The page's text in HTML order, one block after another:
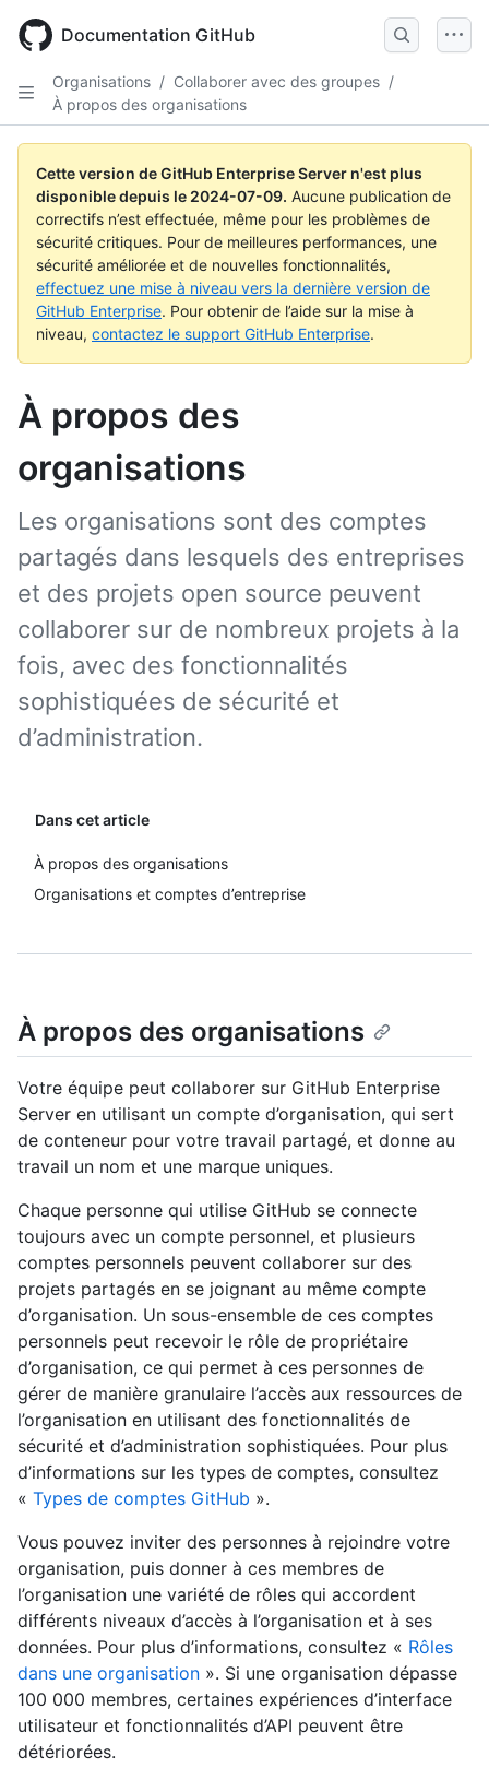
main
Documentation GitHub
Organisations / Collaborer avec des groupes /
À propos des organisations
Cette version de GitHub Enterprise Server n'est plus
disponible depuis le 2024-07-09. Aucune publication de
correctifs n’est effectuée, même pour les problèmes de
sécurité critiques. Pour de meilleures performances, une
sécurité améliorée et de nouvelles fonctionnalités,
effectuez une mise à niveau vers la dernière version de
GitHub Enterprise. Pour obtenir de l’aide sur la mise à
niveau, contactez le support GitHub Enterprise.
À propos des
organisations
Les organisations sont des comptes
partagés dans lesquels des entreprises
et des projets open source peuvent
collaborer sur de nombreux projets à la
fois, avec des fonctionnalités
sophistiquées de sécurité et
d’administration.
Dans cet article
À propos des organisations
Organisations et comptes d’entreprise
À propos des organisations
Votre équipe peut collaborer sur GitHub Enterprise
Server en utilisant un compte d’organisation, qui sert
de conteneur pour votre travail partagé, et donne au
travail un nom et une marque uniques.
Chaque personne qui utilise GitHub se connecte
toujours avec un compte personnel, et plusieurs
comptes personnels peuvent collaborer sur des
projets partagés en se joignant au même compte
d’organisation. Un sous-ensemble de ces comptes
personnels peut recevoir le rôle de propriétaire
d’organisation, ce qui permet à ces personnes de
gérer de manière granulaire l’accès aux ressources de
l’organisation en utilisant des fonctionnalités de
sécurité et d’administration sophistiquées. Pour plus
d’informations sur les types de comptes, consultez
« Types de comptes GitHub ».
Vous pouvez inviter des personnes à rejoindre votre
organisation, puis donner à ces membres de
l’organisation une variété de rôles qui accordent
différents niveaux d’accès à l’organisation et à ses
données. Pour plus d’informations, consultez « Rôles
dans une organisation ». Si une organisation dépasse
100 000 membres, certaines expériences d’interface
utilisateur et fonctionnalités d’API peuvent être
détériorées.